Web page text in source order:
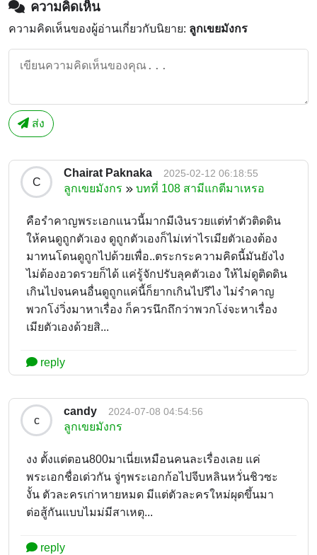
ความคิดเห็น
ความคิดเห็นของผู้อ่านเกี่ยวกับนิยาย: ลูกเขยมังกร
ส่ง
C
Chairat Paknaka 2025-02-12 06:18:55
ลูกเขยมังกร บทที่ 108 สามีแกตีมาเหรอ
คือรำคาญพระเอกแนวนี้มากมีเงินรวยแต่ทำตัวติดดิน
ให้คนดูถูกตัวเอง ดูถูกตัวเองก็ไม่เท่าไรเมียตัวเองต้อง
มาทนโดนดูถูกไปด้วยเพื่อ..ตระกระความคิดนี้มันยังไง
ไม่ต้องอวดรวยก็ได้ แค่รู้จักปรับลุคตัวเอง ให้ไม่ดูติดดิน
เกินไปจนคนอื่นดูถูกแค่นี้ก็ยากเกินไปรึไง ไม่รำคาญ
พวกโง่วิ่งมาหาเรื่อง ก็ควรนึกถึกว่าพวกโง่จะหาเรื่อง
เมียตัวเองด้วยสิ...
reply
c
candy 2024-07-08 04:54:56
ลูกเขยมังกร
งง ตั้งแต่ตอน800มาเนี่ยเหมือนคนละเรื่องเลย แค่
พระเอกชื่อเด่วกัน จู่ๆพระเอกก้อไปจีบหลินหวั่นชิวซะ
งั้น ตัวละครเก่าหายหมด มีแต่ตัวละครใหม่ผุดขึ้นมา
ต่อสู้กันแบบไมม่มีสาเหตุ...
reply